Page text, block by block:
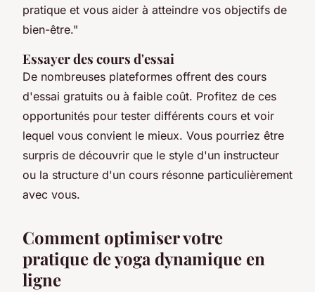
pratique et vous aider à atteindre vos objectifs de
bien-être."
Essayer des cours d'essai
De nombreuses plateformes offrent des cours
d'essai gratuits ou à faible coût. Profitez de ces
opportunités pour tester différents cours et voir
lequel vous convient le mieux. Vous pourriez être
surpris de découvrir que le style d'un instructeur
ou la structure d'un cours résonne particulièrement
avec vous.
Comment optimiser votre
pratique de yoga dynamique en
ligne